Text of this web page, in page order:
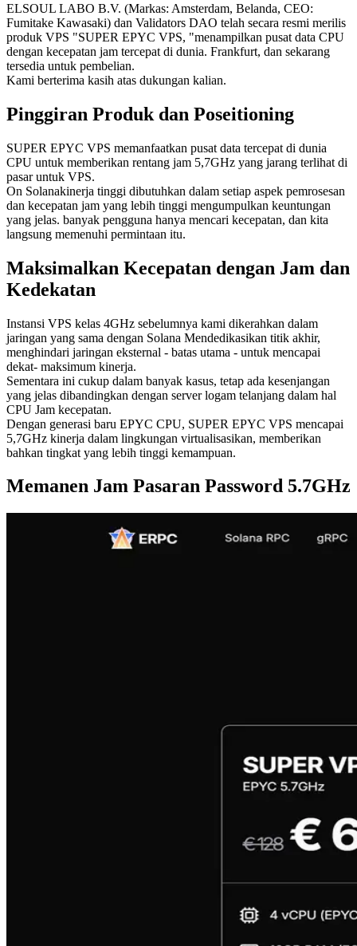
ELSOUL LABO B.V. (Markas: Amsterdam, Belanda, CEO:
Fumitake Kawasaki) dan Validators DAO telah secara resmi merilis
produk VPS "SUPER EPYC VPS, "menampilkan pusat data CPU
dengan kecepatan jam tercepat di dunia. Frankfurt, dan sekarang
tersedia untuk pembelian.
Kami berterima kasih atas dukungan kalian.
Pinggiran Produk dan Poseitioning
SUPER EPYC VPS memanfaatkan pusat data tercepat di dunia
CPU untuk memberikan rentang jam 5,7GHz yang jarang terlihat di
pasar untuk VPS.
On Solanakinerja tinggi dibutuhkan dalam setiap aspek pemrosesan
dan kecepatan jam yang lebih tinggi mengumpulkan keuntungan
yang jelas. banyak pengguna hanya mencari kecepatan, dan kita
langsung memenuhi permintaan itu.
Maksimalkan Kecepatan dengan Jam dan
Kedekatan
Instansi VPS kelas 4GHz sebelumnya kami dikerahkan dalam
jaringan yang sama dengan Solana Mendedikasikan titik akhir,
menghindari jaringan eksternal - batas utama - untuk mencapai
dekat- maksimum kinerja.
Sementara ini cukup dalam banyak kasus, tetap ada kesenjangan
yang jelas dibandingkan dengan server logam telanjang dalam hal
CPU Jam kecepatan.
Dengan generasi baru EPYC CPU, SUPER EPYC VPS mencapai
5,7GHz kinerja dalam lingkungan virtualisasikan, memberikan
bahkan tingkat yang lebih tinggi kemampuan.
Memanen Jam Pasaran Password 5.7GHz